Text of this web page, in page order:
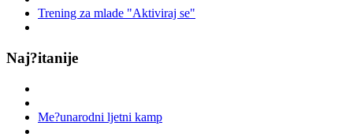
Trening za mlade "Aktiviraj se"
Naj?itanije
Me?unarodni ljetni kamp